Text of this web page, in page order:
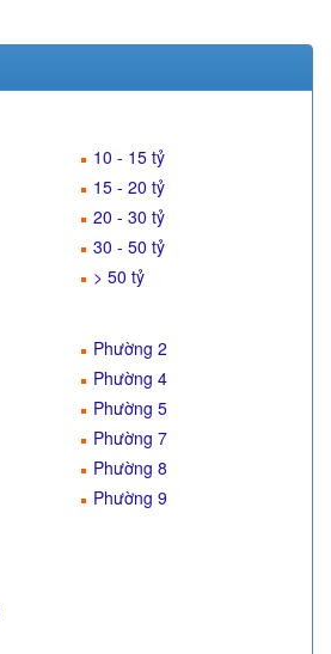
10 - 15 tỷ
15 - 20 tỷ
20 - 30 tỷ
30 - 50 tỷ
> 50 tỷ
Phường 2
Phường 4
Phường 5
Phường 7
Phường 8
Phường 9